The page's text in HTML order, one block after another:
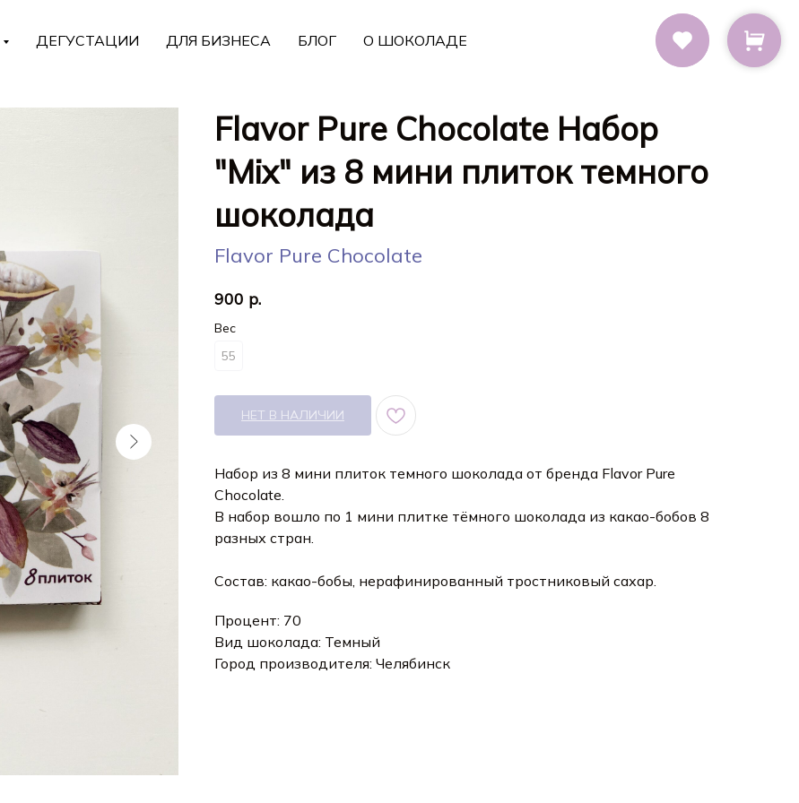
ДЕГУСТАЦИИ ДЛЯ БИЗНЕСА БЛОГ О ШОКОЛАДЕ
Flavor Pure Chocolate Набор
"Mix" из 8 мини плиток темного
шоколада
Flavor Pure Chocolate
900 р.
Вес
55
НЕТ В НАЛИЧИИ
Набор из 8 мини плиток темного шоколада от бренда Flavor Pure
Chocolate.
В набор вошло по 1 мини плитке тёмного шоколада из какао-бобов 8
разных стран.
Состав: какао-бобы, нерафинированный тростниковый сахар.
Процент: 70
Вид шоколада: Темный
Город производителя: Челябинск